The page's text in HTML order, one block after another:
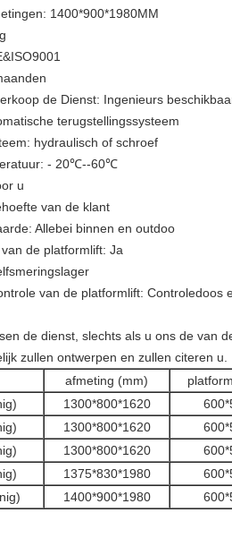
1400*900*1980MM
de Dienst: Ingenieurs
terugstellingssysteem
hydraulisch of schroef
- 20℃--60℃
u
van de klant
Allebei binnen en outdoo
de platformlift: Ja
van de platformlift: Controledoos
de dienst, slechts als u ons de van
zullen ontwerpen en zullen citeren u.
afmeting (mm)
1300*800*1620
1300*800*1620
1300*800*1620
1375*830*1980
1400*900*1980